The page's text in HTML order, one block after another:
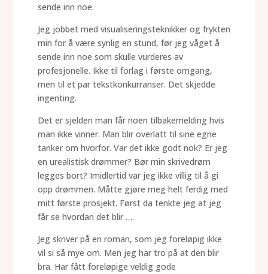
sende inn noe.
Jeg jobbet med visualiseringsteknikker og frykten
min for å være synlig en stund, før jeg våget å
sende inn noe som skulle vurderes av
profesjonelle. Ikke til forlag i første omgang,
men til et par tekstkonkurranser. Det skjedde
ingenting.
Det er sjelden man får noen tilbakemelding hvis
man ikke vinner. Man blir overlatt til sine egne
tanker om hvorfor. Var det ikke godt nok? Er jeg
en urealistisk drømmer? Bør min skrivedrøm
legges bort? Imidlertid var jeg ikke villig til å gi
opp drømmen. Måtte gjøre meg helt ferdig med
mitt første prosjekt. Først da tenkte jeg at jeg
får se hvordan det blir ….
Jeg skriver på en roman, som jeg foreløpig ikke
vil si så mye om. Men jeg har tro på at den blir
bra. Har fått foreløpige veldig gode